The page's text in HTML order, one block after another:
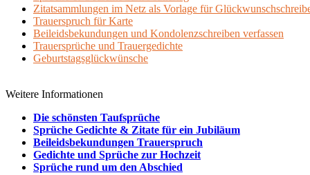
Zitatsammlungen im Netz als Vorlage für
Trauerspruch für Karte
Beileidsbekundungen und Kondolenzschreiben verfassen
Trauersprüche und Trauergedichte
Geburtstagsglückwünsche
Weitere Informationen
Die schönsten Taufsprüche
Sprüche Gedichte & Zitate für ein Jubiläum
Beileidsbekundungen Trauerspruch
Gedichte und Sprüche zur Hochzeit
Sprüche rund um den Abschied